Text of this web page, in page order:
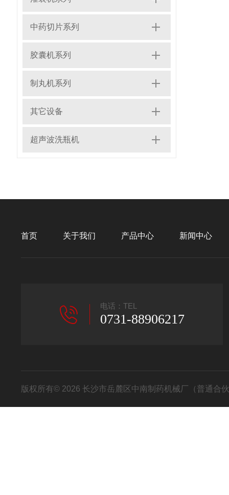
中药切片系列
胶囊机系列
制丸机系列
其它设备
超声波洗瓶机
首页 关于我们 产品中心 新闻中心
电话：TEL
0731-88906217
版权所有© 2026 长沙市岳麓区中南制药机械厂（普通